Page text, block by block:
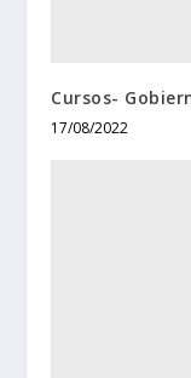
Cursos-
17/08/2022